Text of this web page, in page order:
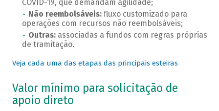
COVID-19, que demandam agilidade;
Não reembolsáveis: fluxo customizado para
operações com recursos não reembolsáveis;
Outras:associadas a fundos com regras próprias
de tramitação.
Veja cada uma das etapas das principais esteiras
Valor mínimo para solicitação de
apoio direto